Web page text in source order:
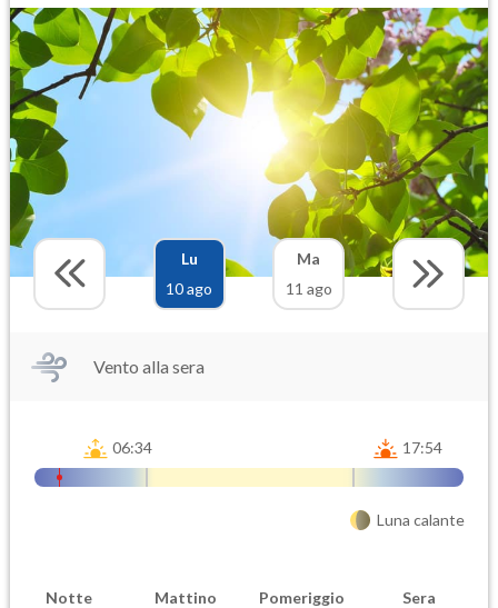
Lu
10 ago
Ma
11 ago
Vento alla sera
06:34 17:54
Luna calante
Notte Mattino Pomeriggio Sera